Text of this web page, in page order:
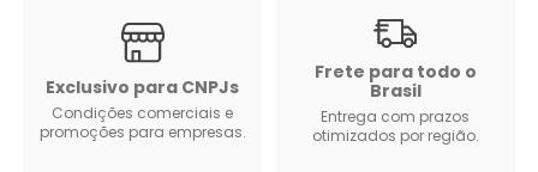
Exclusivo para CNPJs
Condições comerciais e
promoções para empresas.
Frete para todo o
Brasil
Entrega com prazos
otimizados por região.